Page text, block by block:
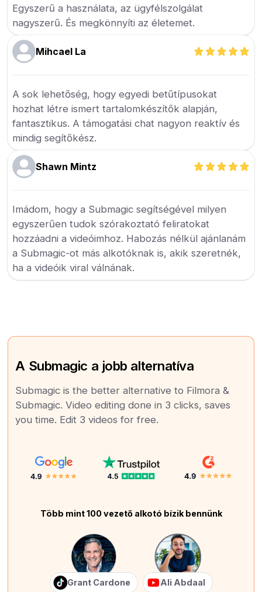
Egyszerű a használata, az ügyfélszolgálat
nagyszerű. És megkönnyíti az életemet.
Mihcael La
A sok lehetőség, hogy egyedi betűtípusokat
hozhat létre ismert tartalomkészítők alapján,
fantasztikus. A támogatási chat nagyon reaktív és
mindig segítőkész.
Shawn Mintz
Imádom, hogy a Submagic segítségével milyen
egyszerűen tudok szórakoztató feliratokat
hozzáadni a videóimhoz. Habozás nélkül ajánlanám
a Submagic-ot más alkotóknak is, akik szeretnék,
ha a videóik viral válnának.
A Submagic a jobb alternatíva
Submagic is the better alternative to Filmora &
Submagic. Video editing done in 3 clicks, saves
you time. Edit 3 videos for free.
Több mint 100 vezető alkotó bízik bennünk
Grant Cardone Ali Abdaal